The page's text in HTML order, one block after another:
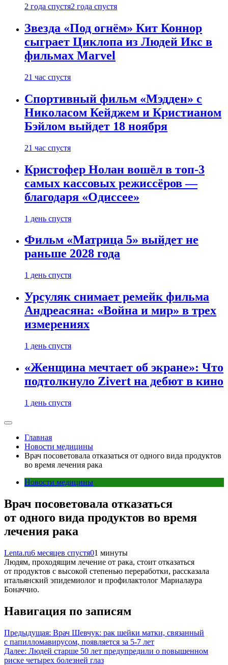
2 года спустя2 года спустя
Звезда «Под огнём» Кит Коннор
сыграет Циклопа из Людей Икс в
фильмах Marvel
21 час спустя
Спортивный фильм «Мэдден» с
Николасом Кейджем и Кристианом
Бэйлом выйдет 18 ноября
21 час спустя
Кристофер Нолан вошёл в топ-3
самых кассовых режиссёров —
благодаря «Одиссее»
1 день спустя
Фильм «Матрица 5» выйдет не
раньше 2028 года
1 день спустя
Урсуляк снимает ремейк фильма
Андреасяна: «Война и мир» в трех
измерениях
1 день спустя
«Женщина мечтает об экране»: Что
подтолкнуло Zivert на дебют в кино
1 день спустя
Главная
Новости медицины
Врач посоветовала отказаться от одного вида продуктов
во время лечения рака
Новости медицины
Врач посоветовала отказаться
от одного вида продуктов во время
лечения рака
Lenta.ru6 месяцев спустя01 минуты
Людям, проходящим лечение от рака, стоит отказаться
от продуктов с высокой степенью переработки, рассказала
итальянский эпидемиолог и профилактолог Мариалаура
Боначчио.
Навигация по записям
Предыдущая: Врач Шевчук: рак шейки матки, связанный
с папилломавирусом, появляется за 5-7 лет
Далее: Людей старше 50 лет предупредили о повышенном
риске четырех болезней глаз